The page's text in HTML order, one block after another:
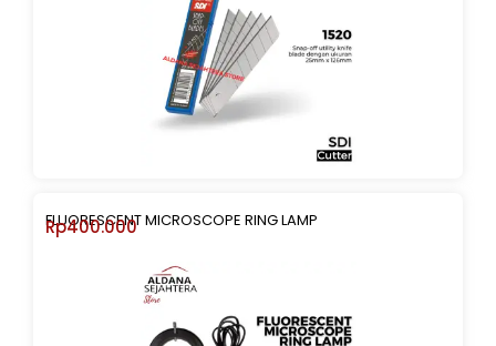
FLUORESCENT MICROSCOPE RING LAMP
Rp400.000